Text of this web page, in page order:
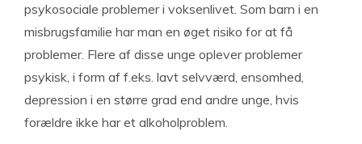
psykosociale problemer i voksenlivet. Som barn i en
misbrugsfamilie har man en øget risiko for at få
problemer. Flere af disse unge oplever problemer
psykisk, i form af f.eks. lavt selvværd, ensomhed,
depression i en større grad end andre unge, hvis
forældre ikke har et alkoholproblem.